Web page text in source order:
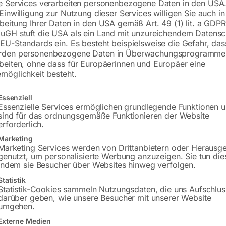
Price
inkl. MwSt.
zzgl.Versandkosten
Lieferzeit: ca. 2 - 3 Tage
Anschluß für PU-
Services verarbeiten personenbezogene Daten in den
zur Nutzung dieser Services willigen Sie auch
Ihrer Daten in den USA gemäß Art. 49 (1) lit. a
stuft die USA als ein Land mit unzureichendem
Standards ein. Es besteht beispielsweise die Gefahr,
personenbezogene Daten in
ohne dass für Europäerinnen und Europäer eine
besteht.
eine Liste der Service-Gruppen, für die eine Einwilligung erteilt
Services ermöglichen grundlegende Funktionen
für das ordnungsgemäße Funktionieren der Website
Services werden von Drittanbietern oder
um personalisierte Werbung anzuzeigen. Sie tun
sie Besucher über Websites hinweg verfolgen.
Cookies sammeln Nutzungsdaten, die uns
geben, wie unsere Besucher mit unserer Website
Medien